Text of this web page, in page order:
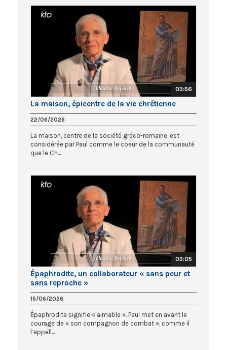
03:56
La maison, épicentre de la vie chrétienne
22/06/2026
La maison, centre de la société gréco-romaine, est
considérée par Paul comme le coeur de la communauté
que le Ch...
03:05
Épaphrodite, un collaborateur « sans peur et
sans reproche »
15/06/2026
Épaphrodite signifie « aimable ». Paul met en avant le
courage de « son compagnon de combat », comme il
l’appell...